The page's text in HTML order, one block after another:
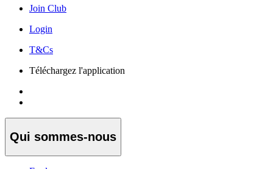
Join Club
Login
T&Cs
Téléchargez l'application
Qui sommes-nous